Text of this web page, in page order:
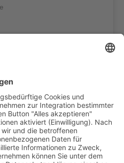
Geschäftszeiten nur